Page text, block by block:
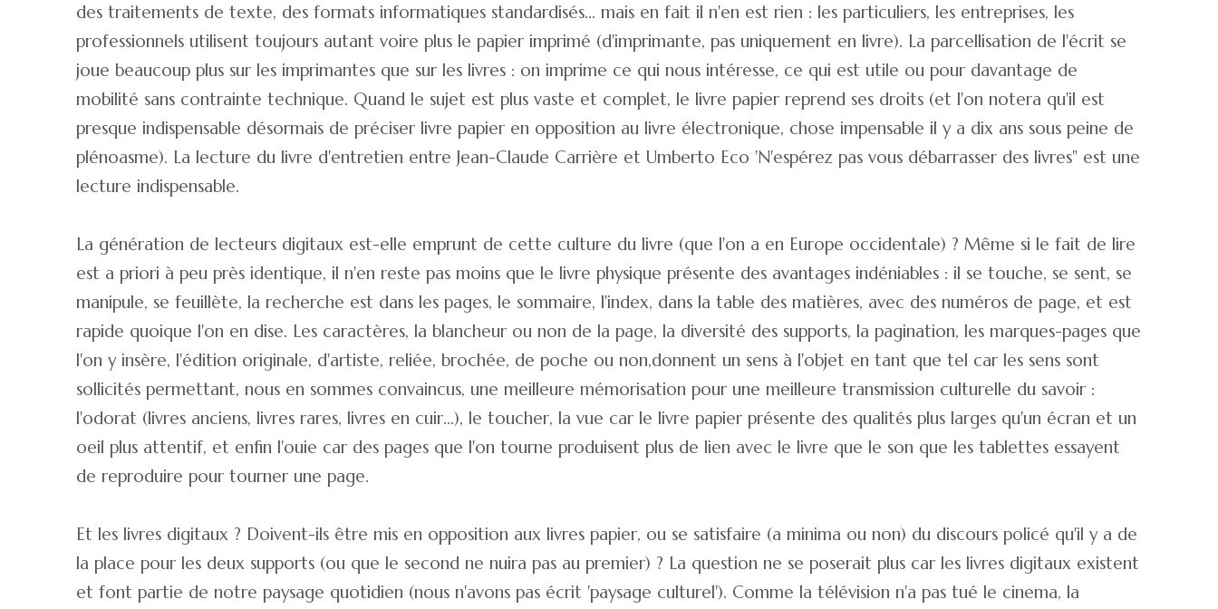
des traitements de texte, des formats informatiques standardisés... mais en fait il n'en est rien : les particuliers, les entreprises, les
professionnels utilisent toujours autant voire plus le papier imprimé (d'imprimante, pas uniquement en livre). La parcellisation de l'écrit se
joue beaucoup plus sur les imprimantes que sur les livres : on imprime ce qui nous intéresse, ce qui est utile ou pour davantage de
mobilité sans contrainte technique. Quand le sujet est plus vaste et complet, le livre papier reprend ses droits (et l'on notera qu'il est
presque indispensable désormais de préciser livre papier en opposition au livre électronique, chose impensable il y a dix ans sous peine de
plénoasme). La lecture du livre d'entretien entre Jean-Claude Carrière et Umberto Eco 'N'espérez pas vous débarrasser des livres" est une
lecture indispensable.
La génération de lecteurs digitaux est-elle emprunt de cette culture du livre (que l'on a en Europe occidentale) ? Même si le fait de lire
est a priori à peu près identique, il n'en reste pas moins que le livre physique présente des avantages indéniables : il se touche, se sent, se
manipule, se feuillète, la recherche est dans les pages, le sommaire, l'index, dans la table des matières, avec des numéros de page, et est
rapide quoique l'on en dise. Les caractères, la blancheur ou non de la page, la diversité des supports, la pagination, les marques-pages que
l'on y insère, l'édition originale, d'artiste, reliée, brochée, de poche ou non,donnent un sens à l'objet en tant que tel car les sens sont
sollicités permettant, nous en sommes convaincus, une meilleure mémorisation pour une meilleure transmission culturelle du savoir :
l'odorat (livres anciens, livres rares, livres en cuir...), le toucher, la vue car le livre papier présente des qualités plus larges qu'un écran et un
oeil plus attentif, et enfin l'ouie car des pages que l'on tourne produisent plus de lien avec le livre que le son que les tablettes essayent
de reproduire pour tourner une page.
Et les livres digitaux ? Doivent-ils être mis en opposition aux livres papier, ou se satisfaire (a minima ou non) du discours policé qu'il y a de
la place pour les deux supports (ou que le second ne nuira pas au premier) ? La question ne se poserait plus car les livres digitaux existent
et font partie de notre paysage quotidien (nous n'avons pas écrit 'paysage culturel'). Comme la télévision n'a pas tué le cinema, la